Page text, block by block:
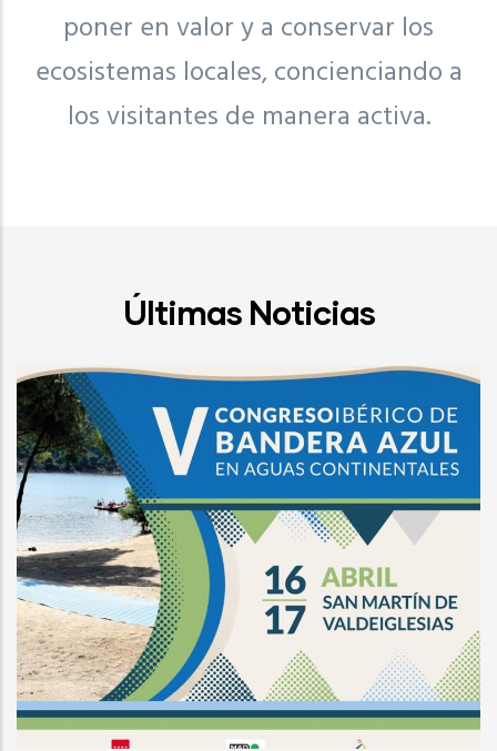
poner en valor y a conservar los
ecosistemas locales, concienciando a
los visitantes de manera activa.
Últimas Noticias